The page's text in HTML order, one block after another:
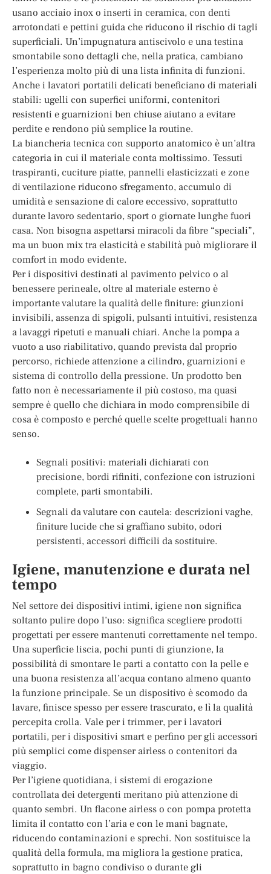
usano acciaio inox o inserti in ceramica, con denti
arrotondati e pettini guida che riducono il rischio di tagli
superficiali. Un’impugnatura antiscivolo e una testina
smontabile sono dettagli che, nella pratica, cambiano
l’esperienza molto più di una lista infinita di funzioni.
Anche i lavatori portatili delicati beneficiano di materiali
stabili: ugelli con superfici uniformi, contenitori
resistenti e guarnizioni ben chiuse aiutano a evitare
perdite e rendono più semplice la routine.
La biancheria tecnica con supporto anatomico è un’altra
categoria in cui il materiale conta moltissimo. Tessuti
traspiranti, cuciture piatte, pannelli elasticizzati e zone
di ventilazione riducono sfregamento, accumulo di
umidità e sensazione di calore eccessivo, soprattutto
durante lavoro sedentario, sport o giornate lunghe fuori
casa. Non bisogna aspettarsi miracoli da fibre “speciali”,
ma un buon mix tra elasticità e stabilità può migliorare il
comfort in modo evidente.
Per i dispositivi destinati al pavimento pelvico o al
benessere perineale, oltre al materiale esterno è
importante valutare la qualità delle finiture: giunzioni
invisibili, assenza di spigoli, pulsanti intuitivi, resistenza
a lavaggi ripetuti e manuali chiari. Anche la pompa a
vuoto a uso riabilitativo, quando prevista dal proprio
percorso, richiede attenzione a cilindro, guarnizioni e
sistema di controllo della pressione. Un prodotto ben
fatto non è necessariamente il più costoso, ma quasi
sempre è quello che dichiara in modo comprensibile di
cosa è composto e perché quelle scelte progettuali hanno
senso.
Segnali positivi: materiali dichiarati con
precisione, bordi rifiniti, confezione con istruzioni
complete, parti smontabili.
Segnali da valutare con cautela: descrizioni vaghe,
finiture lucide che si graffiano subito, odori
persistenti, accessori difficili da sostituire.
Igiene, manutenzione e durata nel
tempo
Nel settore dei dispositivi intimi, igiene non significa
soltanto pulire dopo l’uso: significa scegliere prodotti
progettati per essere mantenuti correttamente nel tempo.
Una superficie liscia, pochi punti di giunzione, la
possibilità di smontare le parti a contatto con la pelle e
una buona resistenza all’acqua contano almeno quanto
la funzione principale. Se un dispositivo è scomodo da
lavare, finisce spesso per essere trascurato, e lì la qualità
percepita crolla. Vale per i trimmer, per i lavatori
portatili, per i dispositivi smart e perfino per gli accessori
più semplici come dispenser airless o contenitori da
viaggio.
Per l’igiene quotidiana, i sistemi di erogazione
controllata dei detergenti meritano più attenzione di
quanto sembri. Un flacone airless o con pompa protetta
limita il contatto con l’aria e con le mani bagnate,
riducendo contaminazioni e sprechi. Non sostituisce la
qualità della formula, ma migliora la gestione pratica,
soprattutto in bagno condiviso o durante gli